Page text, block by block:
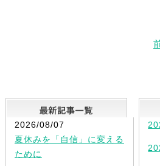
最新
2026/08/07
夏休みを「自信」に変える
ために